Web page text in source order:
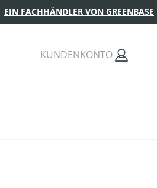
EIN FACHHÄNDLER VON GREENBASE
KUNDENKONTO